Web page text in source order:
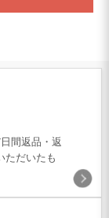
間返品・返
ただいたも